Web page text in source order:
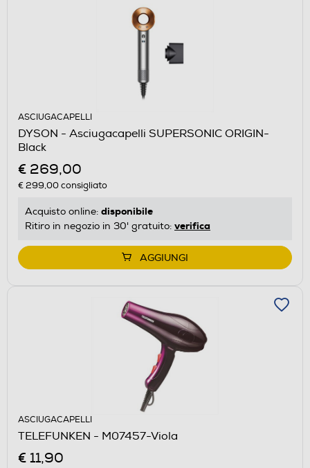
ASCIUGACAPELLI
DYSON - Asciugacapelli SUPERSONIC ORIGIN-
Black
€ 269,00
€ 299,00consigliato
Acquisto online: disponibile
Ritiro in negozio in 30' gratuito: verifica
AGGIUNGI
ASCIUGACAPELLI
TELEFUNKEN - M07457-Viola
€ 11,90